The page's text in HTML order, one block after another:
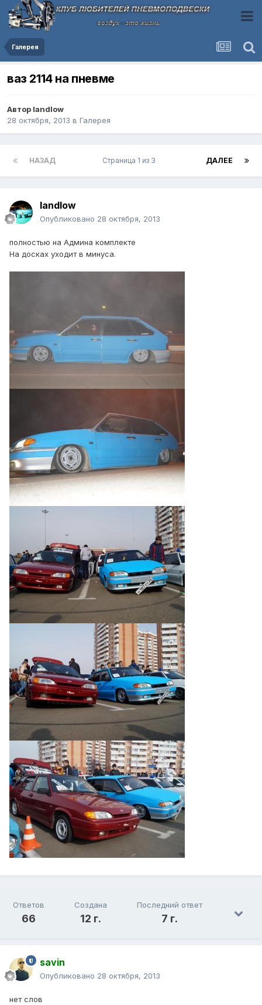
Галерея
ваз 2114 на пневме
Автор landlow
28 октября, 2013 в Галерея
НАЗАД ДАЛЕЕ
Страница 1 из 3
landlow
Опубликовано 28 октября, 2013
полностью на Админа комплекте
На досках уходит в минуса.
Ответов
66
Создана
12 г.
Последний ответ
7 г.
savin
Опубликовано 28 октября, 2013
нет слов